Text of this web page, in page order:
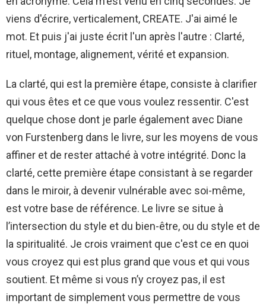
viens d'écrire, verticalement, CREATE. J'ai aimé le
mot. Et puis j'ai juste écrit l'un après l'autre : Clarté,
rituel, montage, alignement, vérité et expansion.
La clarté, qui est la première étape, consiste à clarifier
qui vous êtes et ce que vous voulez ressentir. C'est
quelque chose dont je parle également avec Diane
von Furstenberg dans le livre, sur les moyens de vous
affiner et de rester attaché à votre intégrité. Donc la
clarté, cette première étape consistant à se regarder
dans le miroir, à devenir vulnérable avec soi-même,
est votre base de référence. Le livre se situe à
l’intersection du style et du bien-être, ou du style et de
la spiritualité. Je crois vraiment que c'est ce en quoi
vous croyez qui est plus grand que vous et qui vous
soutient. Et même si vous n’y croyez pas, il est
important de simplement vous permettre de vous